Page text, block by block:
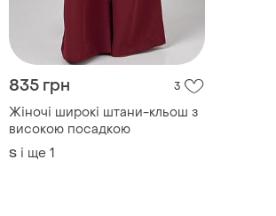
835 грн 3
Жіночі широкі штани-кльош з
високою посадкою
S і ще 1